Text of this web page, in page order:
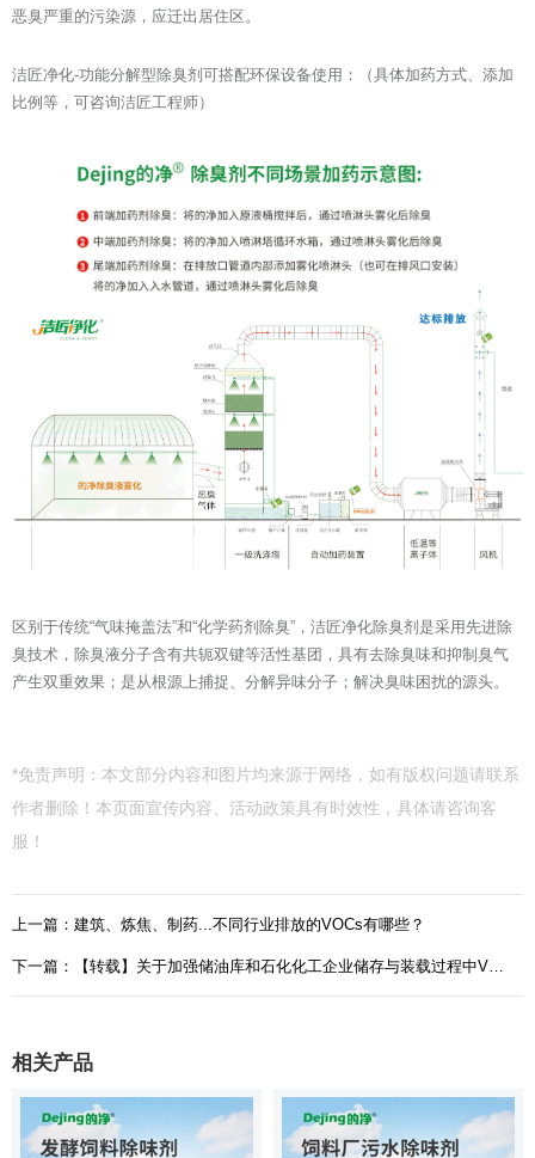
恶臭严重的污染源，应迁出居住区。
洁匠净化-功能分解型除臭剂可搭配环保设备使用：（具体加药方式、添加
比例等，可咨询洁匠工程师）
区别于传统“气味掩盖法”和“化学药剂除臭”，洁匠净化除臭剂是采用先进除
臭技术，除臭液分子含有共轭双键等活性基团，具有去除臭味和抑制臭气
产生双重效果；是从根源上捕捉、分解异味分子；解决臭味困扰的源头。
*免责声明：本文部分内容和图片均来源于网络，如有版权问题请联系
作者删除！本页面宣传内容、活动政策具有时效性，具体请咨询客
服！
上一篇：建筑、炼焦、制药...不同行业排放的VOCs有哪些？
下一篇：【转载】关于加强储油库和石化化工企业储存与装载过程中VOCs排放控制的通知
相关产品